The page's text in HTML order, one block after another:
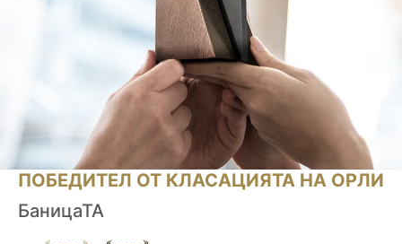
ПОБЕДИТЕЛ ОТ КЛАСАЦИЯТА НА ОРЛИ
БаницаТА